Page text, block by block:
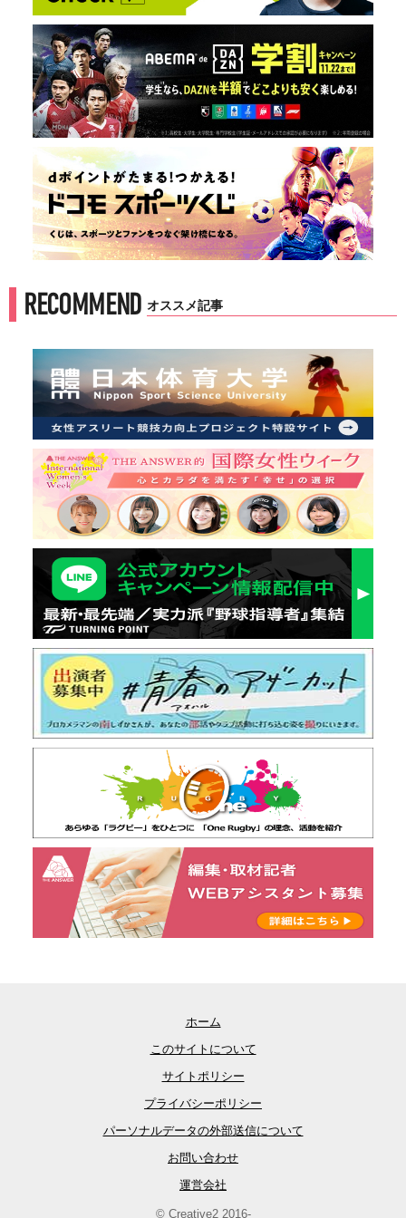
RECOMMEND オススメ記事
ホーム
このサイトについて
サイトポリシー
プライバシーポリシー
パーソナルデータの外部送信について
お問い合わせ
運営会社
© Creative2 2016-